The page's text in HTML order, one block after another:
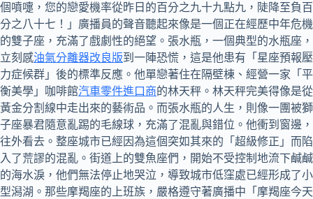
個噴嚏，您的戀愛機率從昨日的百分之九十九點九，陡降至負百
分之八十七！」廣播員的聲音聽起來像是一個正在經歷中年危機
的雙子座，充滿了戲劇性的絕望。張水瓶，一個典型的水瓶座，
立刻感油氣分離器改良版到一陣恐慌，這是他患有「星座預報壓
力症候群」後的標準反應。他單戀著住在隔壁棟、經營一家「平
衡美學」咖啡館汽車零件進口商的林天秤。林天秤完美得像是從
黃金分割線中走出來的藝術品。而張水瓶的人生，則像一團被獅
子座暴君隨意亂踢的毛線球，充滿了混亂與錯位。他衝到窗邊，
往外看去。整座城市已經因為這個突如其來的「超級修正」而陷
入了荒謬的混亂。街道上的雙魚座們，開始不受控制地流下鹹鹹
的海水淚，他們無法停止地哭泣，導致城市低窪處已經形成了小
型潟湖。那些摩羯座的上班族，嚴格遵守著廣播中「摩羯座今天